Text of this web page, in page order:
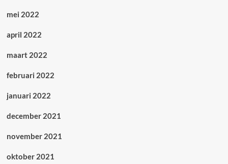
mei 2022
april 2022
maart 2022
februari 2022
januari 2022
december 2021
november 2021
oktober 2021